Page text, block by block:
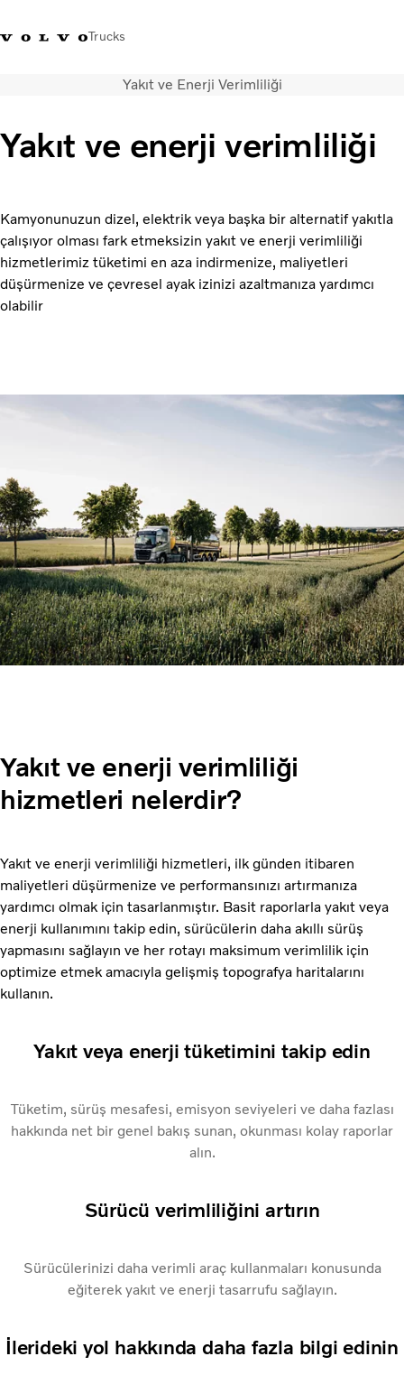
Trucks
Volvo Trucks Mağazası Oturum açınTürkiye
Taşımacılık çözümleri
Bayi arama
Haberler
Hakkımızda
Bize Ulaşın
Yakıt ve Enerji Verimliliği
Yakıt ve enerji verimliliği
Kamyonunuzun dizel, elektrik veya başka bir alternatif yakıtla
çalışıyor olması fark etmeksizin yakıt ve enerji verimliliği
hizmetlerimiz tüketimi en aza indirmenize, maliyetleri
düşürmenize ve çevresel ayak izinizi azaltmanıza yardımcı
olabilir
Yakıt ve enerji verimliliği
hizmetleri nelerdir?
Yakıt ve enerji verimliliği hizmetleri, ilk günden itibaren
maliyetleri düşürmenize ve performansınızı artırmanıza
yardımcı olmak için tasarlanmıştır. Basit raporlarla yakıt veya
enerji kullanımını takip edin, sürücülerin daha akıllı sürüş
yapmasını sağlayın ve her rotayı maksimum verimlilik için
optimize etmek amacıyla gelişmiş topografya haritalarını
kullanın.
Yakıt veya enerji tüketimini takip edin
Tüketim, sürüş mesafesi, emisyon seviyeleri ve daha fazlası
hakkında net bir genel bakış sunan, okunması kolay raporlar
alın.
Sürücü verimliliğini artırın
Sürücülerinizi daha verimli araç kullanmaları konusunda
eğiterek yakıt ve enerji tasarrufu sağlayın.
İlerideki yol hakkında daha fazla bilgi edinin